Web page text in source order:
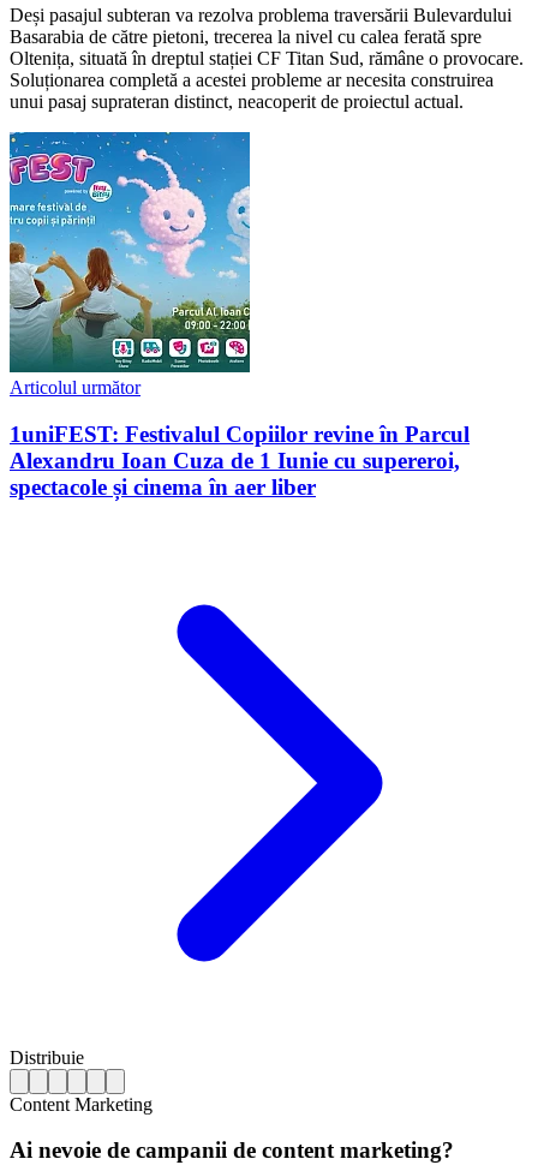
Deși pasajul subteran va rezolva problema traversării Bulevardului
Basarabia de către pietoni, trecerea la nivel cu calea ferată spre
Oltenița, situată în dreptul stației CF Titan Sud, rămâne o provocare.
Soluționarea completă a acestei probleme ar necesita construirea
unui pasaj suprateran distinct, neacoperit de proiectul actual.
Articolul următor
1uniFEST: Festivalul Copiilor revine în Parcul
Alexandru Ioan Cuza de 1 Iunie cu supereroi,
spectacole și cinema în aer liber
Distribuie
Content Marketing
Ai nevoie de campanii de content marketing?